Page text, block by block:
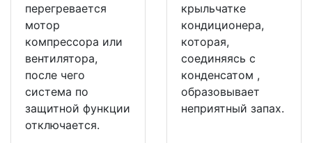
перегревается
мотор
компрессора или
вентилятора,
после чего
система по
защитной функции
отключается.
крыльчатке
кондиционера,
которая,
соединяясь с
конденсатом ,
образовывает
неприятный запах.